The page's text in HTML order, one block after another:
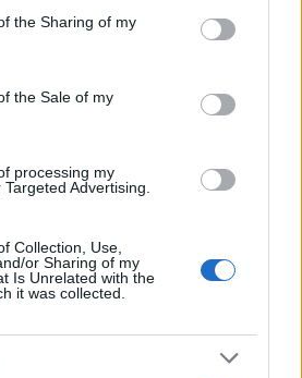
the Sharing of my
the Sale of my
processing my
Advertising.
Collection, Use,
or Sharing of my
Is Unrelated with the
it was collected.
sta dando il “meglio” di sé.
o almeno lo è fino a
Una frase di Alexander
da sempre: “Dove non arriva
giunge la frusta della satira”.